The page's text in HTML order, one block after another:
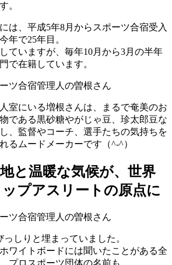
。
は、平成5年8月からスポーツ合宿受入
今年で25年目。
ていますが、 毎年10月から3月の半年
で在籍しています。
室にいる増根さんは、まるで奄美のお
である黒砂糖やがじゃ豆、珍太郎豆な
、 監督やコーチ、選手たちの気持ちを
るムードメーカーです（^-^）
と温暖な気候が、世界
プアスリートの原点に
しりと埋まっていました。
ワイトボードには聞いたことがある全
プロスポーツ団体の名前も。